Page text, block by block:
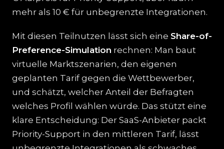
mehr als 10 € für unbegrenzte Integrationen.
Mit diesen Teilnutzen lässt sich eine Share-of-
Preference-Simulation rechnen: Man baut
virtuelle Marktszenarien, den eigenen
geplanten Tarif gegen die Wettbewerber,
und schätzt, welcher Anteil der Befragten
welches Profil wählen würde. Das stützt eine
klare Entscheidung: Der SaaS-Anbieter packt
Priority-Support in den mittleren Tarif, lässt